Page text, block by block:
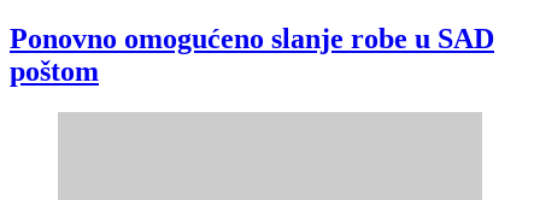
Ponovno omogućeno slanje robe u SAD
poštom